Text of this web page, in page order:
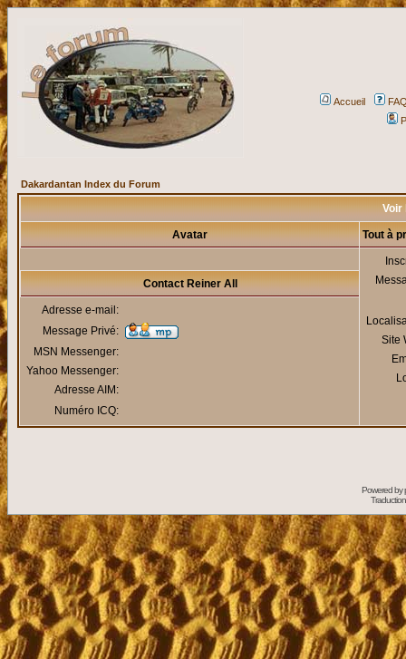
Accueil
Dakardantan Index du Forum
Voir
Avatar Tout à
Site
Contact Reiner All
Adresse e-mail:
Message Privé:
MSN Messenger:
Yahoo Messenger:
Adresse AIM:
Numéro ICQ:
Powered by